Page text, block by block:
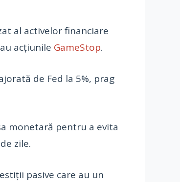
al activelor financiare
acțiunile GameStop.
de Fed la 5%, prag
monetară pentru a evita
zile.
pasive care au un